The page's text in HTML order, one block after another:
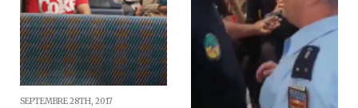
SEPTEMBRE 28TH, 2017